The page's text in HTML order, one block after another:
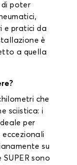
di poter
e pratici da
è
a quella
che
sciistica: i
per
su
sono